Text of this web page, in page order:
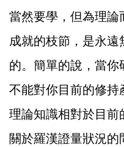
當然要學，但為理論
成就的枝節，是永遠
的。簡單的說，當你
不能對你目前的修持
理論知識相對於目前
關於羅漢證量狀況